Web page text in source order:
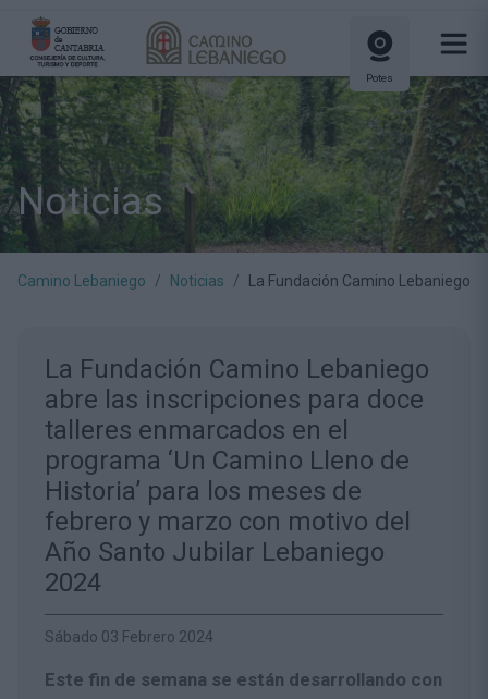
Potes
Noticias
Camino Lebaniego Noticias La Fundación Camino Lebaniego
La Fundación Camino Lebaniego
abre las inscripciones para doce
talleres enmarcados en el
programa ‘Un Camino Lleno de
Historia’ para los meses de
febrero y marzo con motivo del
Año Santo Jubilar Lebaniego
2024
Sábado 03 Febrero 2024
Este fin de semana se están desarrollando con